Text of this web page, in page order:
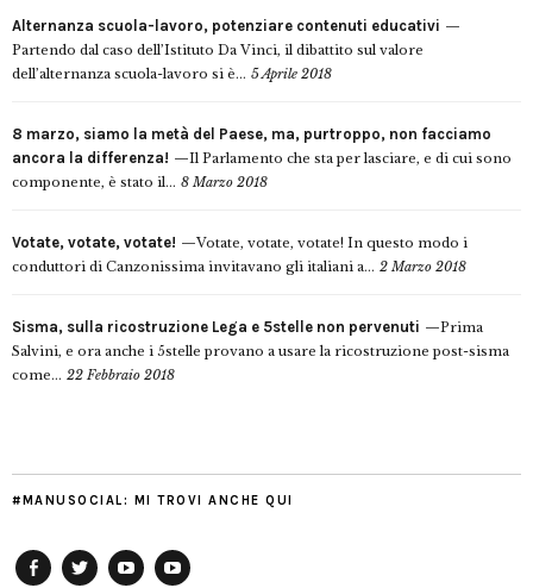
Alternanza scuola-lavoro, potenziare contenuti educativi
Partendo dal caso dell’Istituto Da Vinci, il dibattito sul valore
dell’alternanza scuola-lavoro si è... 5 Aprile 2018
8 marzo, siamo la metà del Paese, ma, purtroppo, non facciamo
ancora la differenza!
Il Parlamento che sta per lasciare, e di cui sono
componente, è stato il... 8 Marzo 2018
Votate, votate, votate!
Votate, votate, votate! In questo modo i
conduttori di Canzonissima invitavano gli italiani a... 2 Marzo 2018
Sisma, sulla ricostruzione Lega e 5stelle non pervenuti
Prima
Salvini, e ora anche i 5stelle provano a usare la ricostruzione post-sisma
come... 22 Febbraio 2018
#MANUSOCIAL: MI TROVI ANCHE QUI